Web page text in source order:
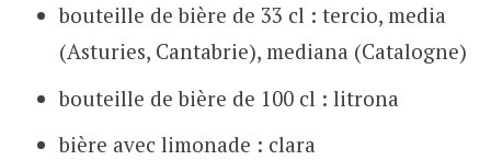
bouteille de bière de 33 cl : tercio, media
(Asturies, Cantabrie), mediana (Catalogne)
bouteille de bière de 100 cl : litrona
bière avec limonade : clara